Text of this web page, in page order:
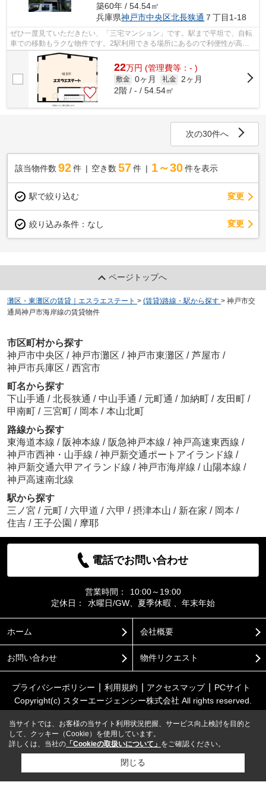
築60年 / 54.54㎡
兵庫県神戸市中央区北長狭通 ７丁目1-18
ぜひ一度見ていただきたい、「三宅マンション」です。駅まで平坦で、自転
車での移動もラクな物件です。2駅利用できる場所にあるので利便性が高い
です。こちらは初期費用をカードでお支...
22万円 (管理費等：- )
敷金 0ヶ月 礼金 2ヶ月
2階 / - / 54.54㎡
次の30件へ
該当物件数 92件 空き数 57 件 1～30 件を表示
駅で絞り込む 変更
絞り込み条件： なし 変更
ページトップへ
灘区・東灘区の賃貸｜エスラエステート > (賃貸)路線・駅から探す > 神戸市交
通局神戸市海岸線の賃貸物件
市区町村から探す
神戸市中央区 / 神戸市灘区 / 神戸市東灘区 / 芦屋市 /
神戸市兵庫区 / 西宮市
町名から探す
下山手通 / 北長狭通 / 中山手通 / 元町通 / 加納町 / 友田町 /
甲南町 / 三宮町 / 岡本 / 本山北町
路線から探す
東海道本線 / 阪神本線 / 阪急神戸本線 / 神戸高速東西線 /
神戸市西神・山手線 / 神戸新交通ポートアイランド線 /
神戸新交通六甲アイランド線 / 神戸市海岸線 / 山陽本線 /
神戸高速南北線
駅から探す
三ノ宮 / 元町 / 六甲道 / 六甲 / 摂津本山 / 新在家 / 岡本 /
住吉 / 王子公園 / 摩耶
電話でお問い合わせ
営業時間：
10:00～19:00
定休日：
水曜日/GW、夏季休暇 、年末年始
ホーム 会社概要
お問い合わせ 物件リクエスト
プライバシーポリシー 利用規約 アクセスマップ
PCサイト
Copyright(c) スターエージェンシー株式会社 All rights reserved.
当サイトでは、お客様の当サイト利用状況把握、サービス向上検討を目的と
して、クッキー（Cookie）を使用しています。
詳しくは、当社の 「Cookieの取扱いについて」 をご確認ください。
閉じる